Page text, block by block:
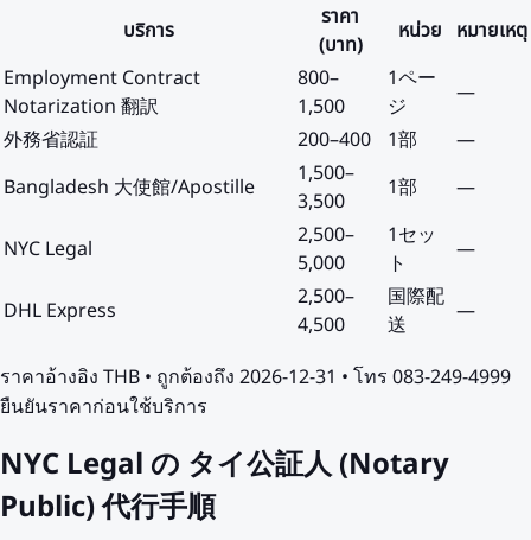
บริการ
ราคา
(บาท)
หน่วย หมายเหตุ
Employment Contract
Notarization 翻訳
800–
1,500
1ペー
ジ
—
外務省認証
200–400 1部
—
Bangladesh 大使館/Apostille
1,500–
3,500
1部 —
NYC Legal 2,500–
5,000
1セッ
ト
—
DHL Express 2,500–
4,500
国際配
送
—
ราคาอ้างอิง THB • ถูกต้องถึง 2026-12-31 • โทร 083-249-4999
ยืนยันราคาก่อนใช้บริการ
NYC Legal の タイ公証人 (Notary
Public) 代行手順